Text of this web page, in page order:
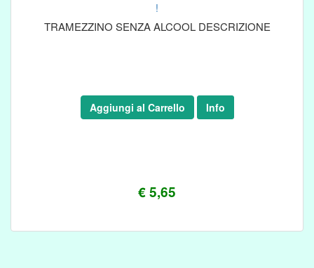
!
TRAMEZZINO SENZA ALCOOL DESCRIZIONE
€ 5,65
Aggiungi al Carrello Info